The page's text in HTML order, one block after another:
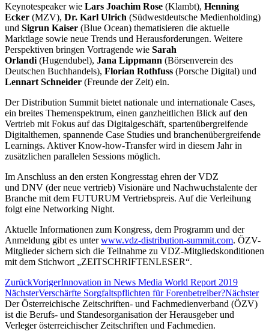
Keynotespeaker wie Lars Joachim Rose (Klambt), Henning
Ecker (MZV), Dr. Karl Ulrich (Südwestdeutsche Medienholding)
und Sigrun Kaiser (Blue Ocean) thematisieren die aktuelle
Marktlage sowie neue Trends und Herausforderungen. Weitere
Perspektiven bringen Vortragende wie Sarah
Orlandi (Hugendubel), Jana Lippmann (Börsenverein des
Deutschen Buchhandels), Florian Rothfuss (Porsche Digital) und
Lennart Schneider (Freunde der Zeit) ein.
Der Distribution Summit bietet nationale und internationale Cases,
ein breites Themenspektrum, einen ganzheitlichen Blick auf den
Vertrieb mit Fokus auf das Digitalgeschäft, spartenübergreifende
Digitalthemen, spannende Case Studies und branchenübergreifende
Learnings. Aktiver Know-how-Transfer wird in diesem Jahr in
zusätzlichen parallelen Sessions möglich.
Im Anschluss an den ersten Kongresstag ehren der VDZ
und DNV (der neue vertrieb) Visionäre und Nachwuchstalente der
Branche mit dem FUTURUM Vertriebspreis. Auf die Verleihung
folgt eine Networking Night.
Aktuelle Informationen zum Kongress, dem Programm und der
Anmeldung gibt es unter www.vdz-distribution-summit.com. ÖZV-
Mitgliedersichern sich die Teilnahme zu VDZ-Mitgliedskonditionen
mit dem Stichwort „ZEITSCHRIFTENLESER“.
ZurückVorigerInnovation in News Media World Report 2019
NächsterVerschärfte Sorgfaltspflichten für Forenbetreiber?Nächster
Der Österreichische Zeitschriften- und Fachmedienverband (ÖZV)
ist die Berufs- und Standesorganisation der Herausgeber und
Verleger österreichischer Zeitschriften und Fachmedien.